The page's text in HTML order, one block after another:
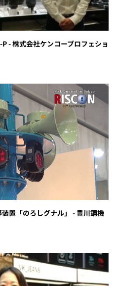
- 株式会社ケンコープロフェショ
置「のろしグナル」 - 豊川鋼機